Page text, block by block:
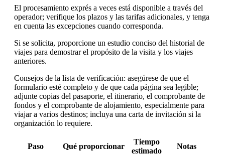
El procesamiento exprés a veces está disponible a través del
operador; verifique los plazos y las tarifas adicionales, y tenga
en cuenta las excepciones cuando corresponda.
Si se solicita, proporcione un estudio conciso del historial de
viajes para demostrar el propósito de la visita y los viajes
anteriores.
Consejos de la lista de verificación: asegúrese de que el
formulario esté completo y de que cada página sea legible;
adjunte copias del pasaporte, el itinerario, el comprobante de
fondos y el comprobante de alojamiento, especialmente para
viajar a varios destinos; incluya una carta de invitación si la
organización lo requiere.
Paso Qué proporcionar
Tiempo
estimado
Notas